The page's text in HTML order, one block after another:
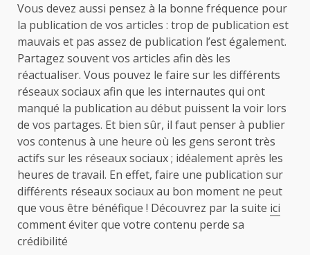
Vous devez aussi pensez à la bonne fréquence pour
la publication de vos articles : trop de publication est
mauvais et pas assez de publication l’est également.
Partagez souvent vos articles afin dès les
réactualiser. Vous pouvez le faire sur les différents
réseaux sociaux afin que les internautes qui ont
manqué la publication au début puissent la voir lors
de vos partages. Et bien sûr, il faut penser à publier
vos contenus à une heure où les gens seront très
actifs sur les réseaux sociaux ; idéalement après les
heures de travail. En effet, faire une publication sur
différents réseaux sociaux au bon moment ne peut
que vous être bénéfique ! Découvrez par la suite ici
comment éviter que votre contenu perde sa
crédibilité